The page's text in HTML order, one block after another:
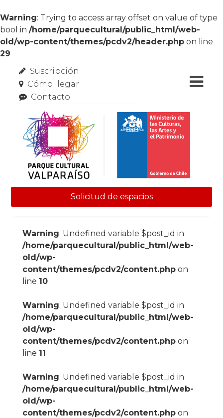
Warning: Trying to access array offset on value of type
bool in /home/parquecultural/public_html/web-
old/wp-content/themes/pcdv2/header.php on line
29
Suscripción
Cómo llegar
Contacto
Solicitud de espacios
Warning: Undefined variable $post_id in
/home/parquecultural/public_html/web-
old/wp-
content/themes/pcdv2/content.phpon
line 10
Warning: Undefined variable $post_id in
/home/parquecultural/public_html/web-
old/wp-
content/themes/pcdv2/content.phpon
line 11
Warning: Undefined variable $post_id in
/home/parquecultural/public_html/web-
old/wp-
content/themes/pcdv2/content.phpon